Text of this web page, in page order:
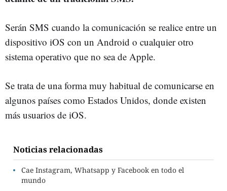
Serán SMS cuando la comunicación se realice entre un
dispositivo iOS con un Android o cualquier otro
sistema operativo que no sea de Apple.
Se trata de una forma muy habitual de comunicarse en
algunos países como Estados Unidos, donde existen
más usuarios de iOS.
Noticias relacionadas
Cae Instagram, Whatsapp y Facebook en todo el
mundo